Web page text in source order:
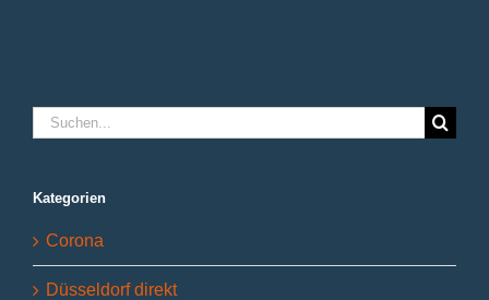
Suche
nach:
Kategorien
Corona
Düsseldorf direkt